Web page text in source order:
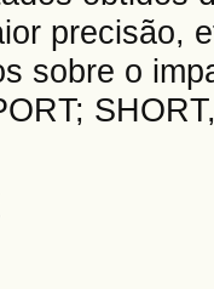
precisão,
sobre o